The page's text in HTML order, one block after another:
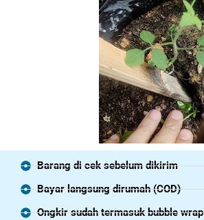
Barang di cek sebelum dikirim
Bayar langsung dirumah (COD)
Ongkir sudah termasuk bubble wrap